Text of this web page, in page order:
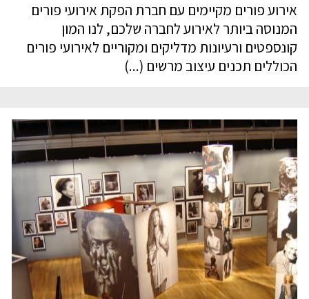
אירוע פורים מקיימים עם חברת הפקת אירועי פורים
המנוסה ביותר לאירוע לחברה שלכם, לנו המון
קונספטים ורעיונות מדליקים ומקוריים לאירועי פורים
הכוללים תכנים עיצוב מרשים (...)